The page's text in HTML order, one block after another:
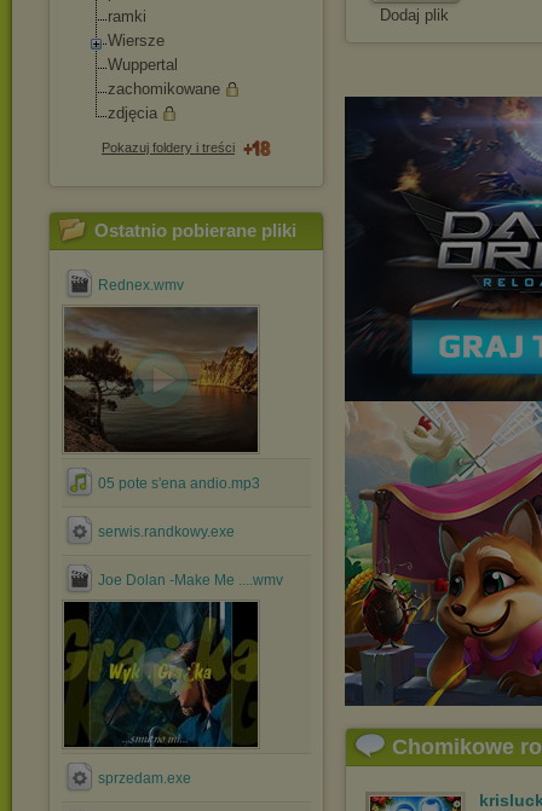
ramki
Wiersze
Wuppertal
zachomikowane
zdjęcia
Pokazuj foldery i treści
Ostatnio pobierane pliki
Rednex.wmv
05 pote s'ena andio.mp3
serwis.randkowy.exe
Joe Dolan -Make Me ....wmv
sprzedam.exe
Dodaj plik
Chomikowe